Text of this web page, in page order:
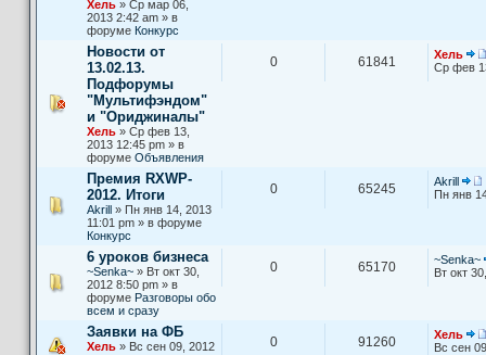
Хель » Ср мар 06,
2013 2:42 am » в
форуме Конкурс
Новости от
13.02.13.
Подфорумы
"Мультифэндом"
и "Ориджиналы"
Хель » Ср фев 13,
2013 12:45 pm » в
форуме Объявления
0 61841
Хель
Ср фев
Премия RXWP-
2012. Итоги
Akrill » Пн янв 14, 2013
11:01 pm » в форуме
Конкурс
0 65245
Akrill
т
к
Пн янв
6 уроков бизнеса
~Senka~ » Вт окт 30,
2012 8:50 pm » в
форуме Разговоры обо
всем и сразу
0 65170
~Senka~
Вт окт
Заявки на ФБ
Хель » Вс сен 09, 2012
0 91260
Хель
Вс сен